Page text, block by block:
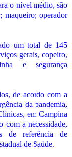
o nível médio, são
maqueiro; operador
um total de 145
gerais, copeiro,
e segurança
de acordo com a
da pandemia,
em Campina
com a necessidade,
de referência de
de Saúde.